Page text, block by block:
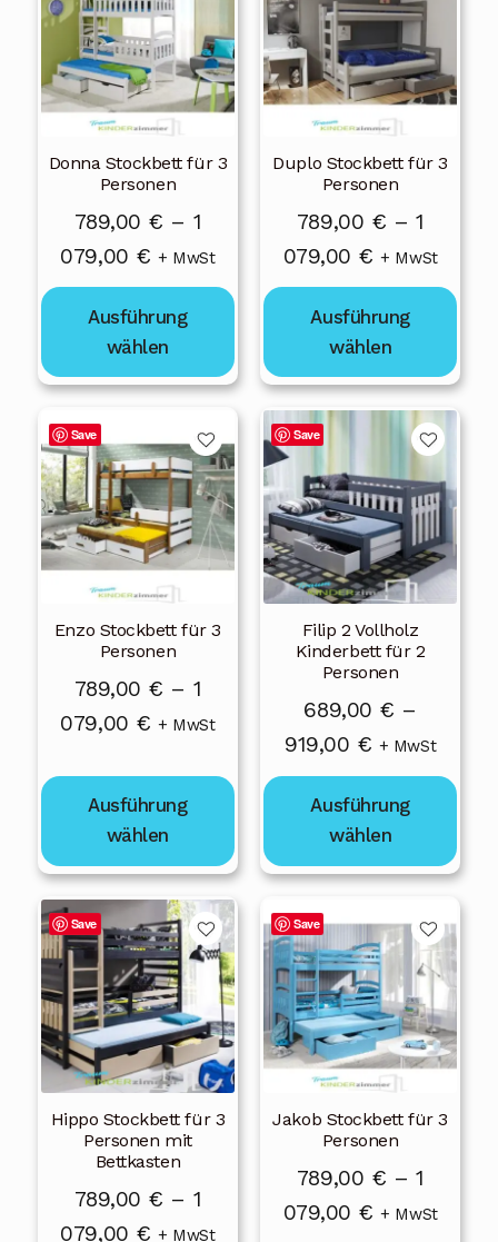
Donna Stockbett für 3
Personen
789,00 € – 1
079,00 €Preisspanne:
789,00 €
bis
1
079,00 €
+ MwSt
Ausführung
wählen
weist
mehrere
Varianten
auf.
Optionen
können
der
Produktseite
gewählt
Duplo Stockbett für 3
Personen
789,00 € – 1
079,00 €Preisspanne:
789,00 €
bis
1
079,00 €
+ MwSt
Ausführung
wählen
weist
mehrere
Varianten
auf.
Optionen
können
der
Produktseite
gewählt
Save
Enzo Stockbett für 3
Personen
789,00 € – 1
079,00 €Preisspanne:
1
079,00 €
+ MwSt
Ausführung
wählen
Dieses
Produkt
weist
mehrere
Varianten
auf.
Optionen
können
der
gewählt
werden
Save
Filip 2 Vollholz
Kinderbett für 2
Personen
689,00 € –
919,00 €Preisspanne:
689,00 €
bis
919,00 €
+ MwSt
Ausführung
wählen
Dieses
Produkt
weist
mehrere
Varianten
auf.
Die
Optionen
können
Produktseite
gewählt
werden
Save
Hippo Stockbett für 3
Personen mit
Bettkasten
789,00 € – 1
079,00 €Preisspanne:
+ MwSt
Dieses
Produkt
weist
mehrere
Varianten
auf.
Die
Optionen
können
Save
Jakob Stockbett für 3
Personen
789,00 € – 1
079,00 €Preisspanne:
+ MwSt
Dieses
Produkt
weist
mehrere
Varianten
auf.
Optionen
können
der